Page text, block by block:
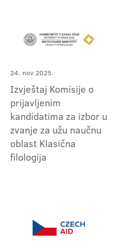
24. nov 2025.
Izvještaj Komisije o
prijavljenim
kandidatima za izbor u
zvanje za užu naučnu
oblast Klasična
filologija